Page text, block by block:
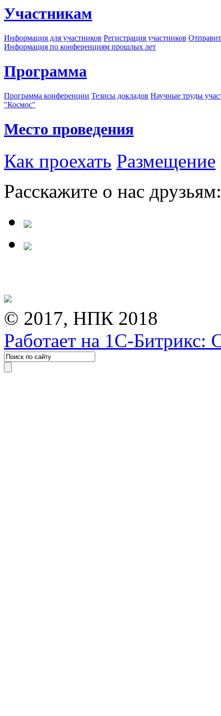
Участникам
Информация для участников Регистрация участников
Информация по конференциям прошлых лет
Программа
Программа конференции Тезисы докладов Научные труды
"Космос"
Место проведения
Как проехать Размещение
Расскажите о нас друзьям:
© 2017, НПК 2018
Работает на 1С-Битрикс: